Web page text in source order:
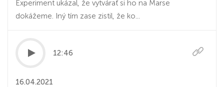
Experiment ukázal, že vytvárať si ho na Marse
dokážeme. Iný tím zase zistil, že ko...
12:46
16.04.2021